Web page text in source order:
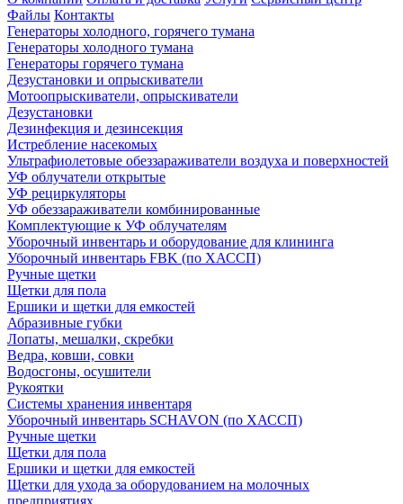
Файлы Контакты
Генераторы холодного, горячего тумана
Генераторы холодного тумана
Генераторы горячего тумана
Дезустановки и опрыскиватели
Мотоопрыскиватели, опрыскиватели
Дезустановки
Дезинфекция и дезинсекция
Истребление насекомых
Ультрафиолетовые обеззараживатели воздуха и поверхностей
УФ облучатели открытые
УФ рециркуляторы
УФ обеззараживатели комбинированные
Комплектующие к УФ облучателям
Уборочный инвентарь и оборудование для клининга
Уборочный инвентарь FBK (по ХАССП)
Ручные щетки
Щетки для пола
Ершики и щетки для емкостей
Абразивные губки
Лопаты, мешалки, скребки
Ведра, ковши, совки
Водосгоны, осушители
Рукоятки
Системы хранения инвентаря
Уборочный инвентарь SCHAVON (по ХАССП)
Ручные щетки
Щетки для пола
Ершики и щетки для емкостей
Щетки для ухода за оборудованием на молочных